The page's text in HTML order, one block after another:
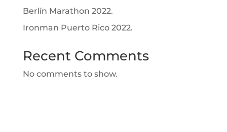
Berlín Marathon 2022.
Ironman Puerto Rico 2022.
Recent Comments
No comments to show.